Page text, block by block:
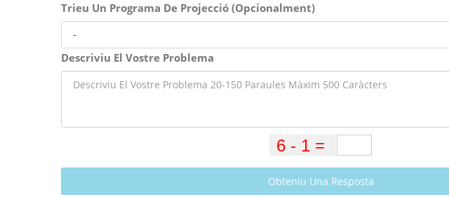
Trieu Un Programa De Projecció (Opcionalment)
Descriviu El Vostre Problema
Obteniu Una Resposta